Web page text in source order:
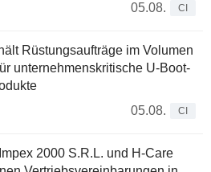
05.08.
CI
Rüstungsaufträge im Volumen
unternehmenskritische U-Boot-
05.08.
CI
2000 S.R.L. und H-Care